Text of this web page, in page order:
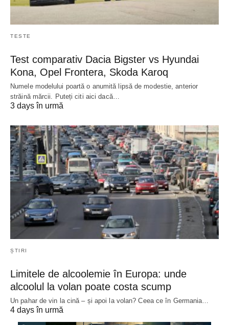
TESTE
Test comparativ Dacia Bigster vs Hyundai
Kona, Opel Frontera, Skoda Karoq
Numele modelului poartă o anumită lipsă de modestie, anterior
străină mărcii. Puteți citi aici dacă…
3 days în urmă
ȘTIRI
Limitele de alcoolemie în Europa: unde
alcoolul la volan poate costa scump
Un pahar de vin la cină – și apoi la volan? Ceea ce în Germania…
4 days în urmă